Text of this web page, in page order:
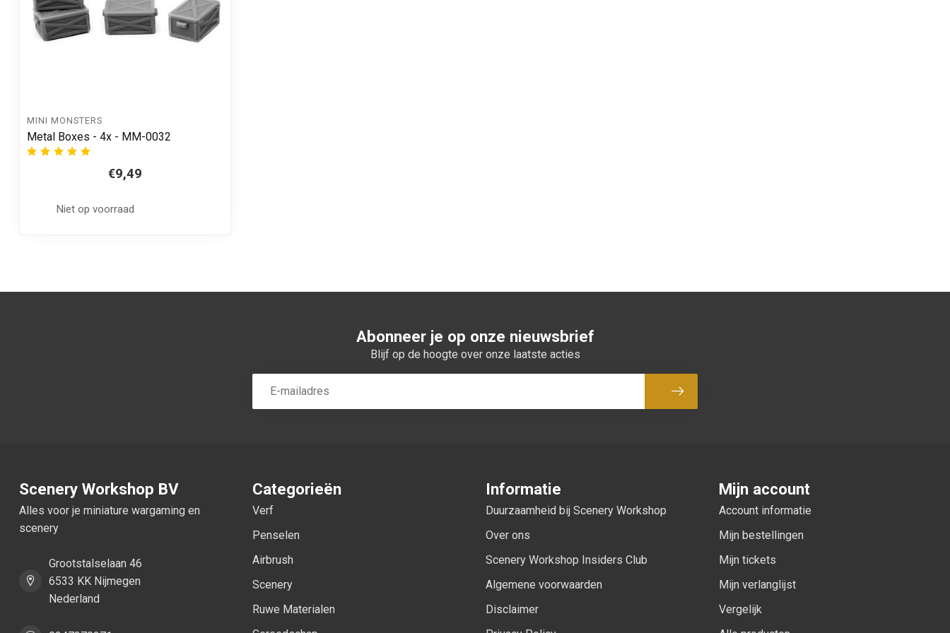
MINI MONSTERS
Metal Boxes - 4x - MM-0032
€9,49
Niet op voorraad
Abonneer je op onze nieuwsbrief
Blijf op de hoogte over onze laatste acties
Abonneer
Scenery Workshop BV
Alles voor je miniature wargaming en
scenery
Grootstalselaan 46
6533 KK Nijmegen
Nederland
Categorieën
Verf
Penselen
Airbrush
Scenery
Ruwe Materialen
Informatie
Duurzaamheid bij Scenery Workshop
Over ons
Scenery Workshop Insiders Club
Algemene voorwaarden
Disclaimer
Mijn account
Account informatie
Mijn bestellingen
Mijn tickets
Mijn verlanglijst
Vergelijk